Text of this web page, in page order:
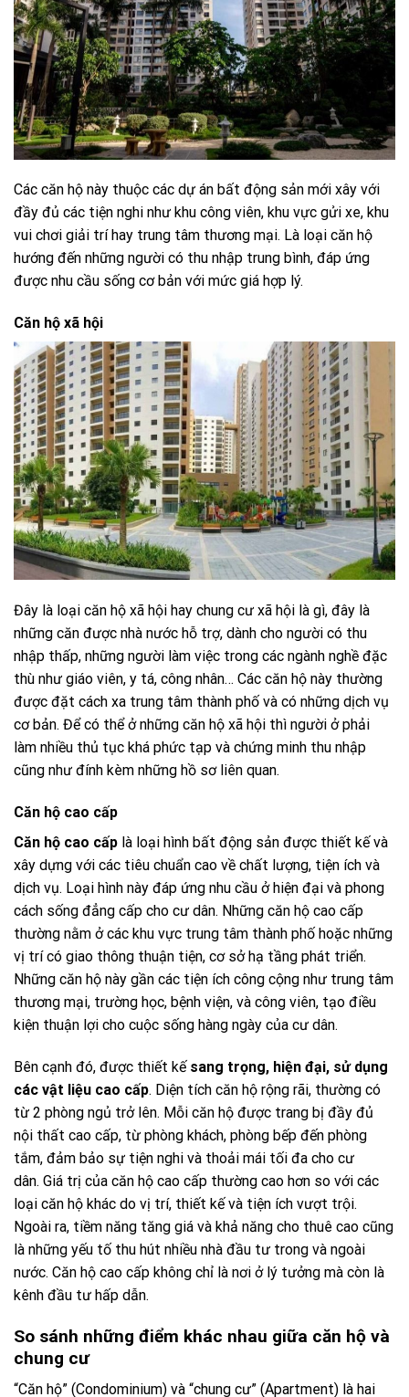
Các căn hộ này thuộc các dự án bất động sản mới xây với
đầy đủ các tiện nghi như khu công viên, khu vực gửi xe, khu
vui chơi giải trí hay trung tâm thương mại. Là loại căn hộ
hướng đến những người có thu nhập trung bình, đáp ứng
được nhu cầu sống cơ bản với mức giá hợp lý.
Căn hộ xã hội
Đây là loại căn hộ xã hội hay chung cư xã hội là gì, đây là
những căn được nhà nước hỗ trợ, dành cho người có thu
nhập thấp, những người làm việc trong các ngành nghề đặc
thù như giáo viên, y tá, công nhân… Các căn hộ này thường
được đặt cách xa trung tâm thành phố và có những dịch vụ
cơ bản. Để có thể ở những căn hộ xã hội thì người ở phải
làm nhiều thủ tục khá phức tạp và chứng minh thu nhập
cũng như đính kèm những hồ sơ liên quan.
Căn hộ cao cấp
Căn hộ cao cấp là loại hình bất động sản được thiết kế và
xây dựng với các tiêu chuẩn cao về chất lượng, tiện ích và
dịch vụ. Loại hình này đáp ứng nhu cầu ở hiện đại và phong
cách sống đẳng cấp cho cư dân. Những căn hộ cao cấp
thường nằm ở các khu vực trung tâm thành phố hoặc những
vị trí có giao thông thuận tiện, cơ sở hạ tầng phát triển.
Những căn hộ này gần các tiện ích công cộng như trung tâm
thương mại, trường học, bệnh viện, và công viên, tạo điều
kiện thuận lợi cho cuộc sống hàng ngày của cư dân.
Bên cạnh đó, được thiết kế sang trọng, hiện đại, sử dụng
các vật liệu cao cấp. Diện tích căn hộ rộng rãi, thường có
từ 2 phòng ngủ trở lên. Mỗi căn hộ được trang bị đầy đủ
nội thất cao cấp, từ phòng khách, phòng bếp đến phòng
tắm, đảm bảo sự tiện nghi và thoải mái tối đa cho cư
dân. Giá trị của căn hộ cao cấp thường cao hơn so với các
loại căn hộ khác do vị trí, thiết kế và tiện ích vượt trội.
Ngoài ra, tiềm năng tăng giá và khả năng cho thuê cao cũng
là những yếu tố thu hút nhiều nhà đầu tư trong và ngoài
nước. Căn hộ cao cấp không chỉ là nơi ở lý tưởng mà còn là
kênh đầu tư hấp dẫn.
So sánh những điểm khác nhau giữa căn hộ và
chung cư
“Căn hộ” (Condominium) và “chung cư” (Apartment) là hai